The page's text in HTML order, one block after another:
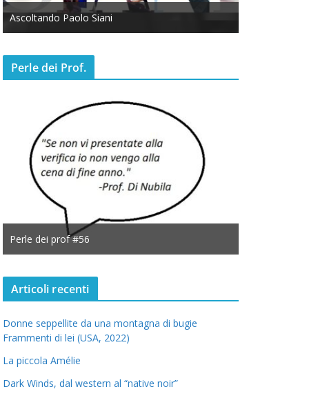
Ascoltando Paolo Siani
Perle dei Prof.
Perle dei prof #56
Articoli recenti
Donne seppellite da una montagna di bugie
Frammenti di lei (USA, 2022)
La piccola Amélie
Dark Winds, dal western al “native noir”